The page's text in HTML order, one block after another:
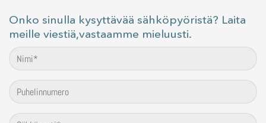
Onko sinulla kysyttävää sähköpyöristä? Laita
meille viestiä,vastaamme mieluusti.